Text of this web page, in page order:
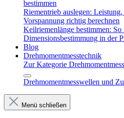
bestimmen
Riementrieb auslegen:
Vorspannung richtig berechnen
Keilriemenlänge bestimmen:
Dimensionsbestimmung in der
Blog
Drehmomentmesstechnik
Zur Kategorie
Drehmomentmesswellen und
Menü schließen